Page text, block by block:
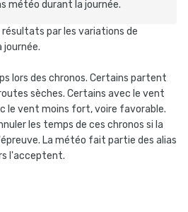
météo durant la journée.
par les variations de
lors des chronos. Certains partent
sèches. Certains avec le vent
le vent moins fort, voire favorable.
les temps de ces chronos si la
La météo fait partie des alias
l'acceptent.